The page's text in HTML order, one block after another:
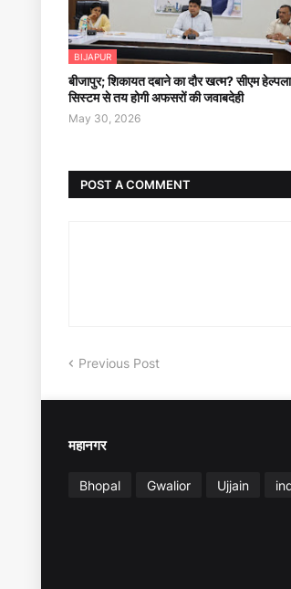
BIJAPUR
बीजापुर; शिकायत दबाने का दौर खत्म? सीएम
सिस्टम से तय होगी अफसरों की जवाबदेही
May 30, 2026
POST A COMMENT
Previous Post
महानगर
Bhopal Gwalior Ujjain